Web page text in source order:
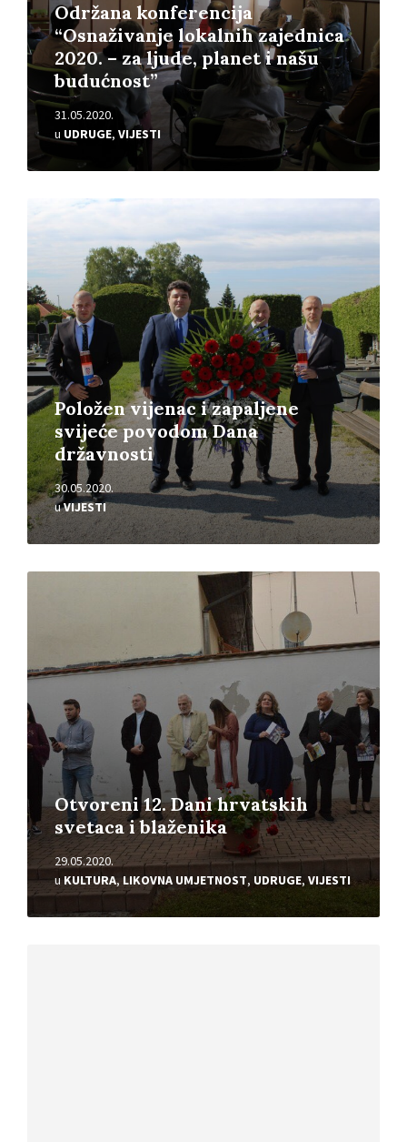
Održana konferencija
“Osnaživanje lokalnih zajednica
2020. – za ljude, planet i našu
budućnost”
31.05.2020.
u UDRUGE, VIJESTI
Položen vijenac i zapaljene
svijeće povodom Dana
državnosti
30.05.2020.
uVIJESTI
Pročitajte
Otvoreni 12. Dani hrvatskih
svetaca i blaženika
29.05.2020.
u KULTURA,LIKOVNA UMJETNOST, UDRUGE, VIJESTI
Pročitajte